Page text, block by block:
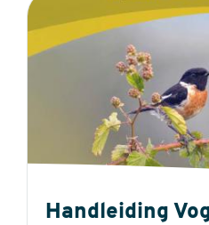
Handleiding